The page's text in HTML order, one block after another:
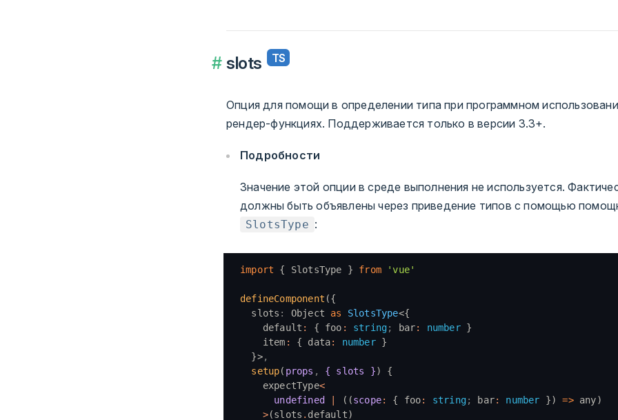
slots
Опция для помощи в определении типа при программном
рендер-функциях. Поддерживается только в версии 3.3+.
Подробности
Значение этой опции в среде выполнения не используется.
должны быть объявлены через приведение типов с помощью
SlotsType :
import { SlotsType } from 'vue'
defineComponent ({
  slots
: Object as SlotsType<{
    default
: { foo : string; bar: number }
    item
: { data: number }
  }>
,
  setup
( props , { slots }) {
    expectType
<
      undefined
((scope: { foo: string; bar: number }) => any)
    >
(slots . default)